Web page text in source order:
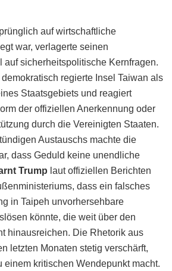
auf wirtschaftliche
war, verlagerte seinen
auf sicherheitspolitische Kernfragen.
regierte Insel Taiwan als
Staatsgebiets und reagiert
der offiziellen Anerkennung oder
durch die Vereinigten Staaten.
Austauschs machte die
dass Geduld keine unendliche
Trump laut offiziellen Berichten
dass ein falsches
in Taipeh unvorhersehbare
könnte, die weit über den
hinausreichen. Die Rhetorik aus
letzten Monaten stetig verschärft,
einem kritischen Wendepunkt macht.